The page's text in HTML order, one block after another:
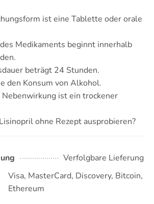
ist eine Tablette oder orale
Medikaments beginnt innerhalb
beträgt 24 Stunden.
den Konsum von Alkohol.
ist ein trockener
ohne Rezept ausprobieren?
Verfolgbare Lieferung
Visa, MasterCard, Discovery, Bitcoin,
Ethereum